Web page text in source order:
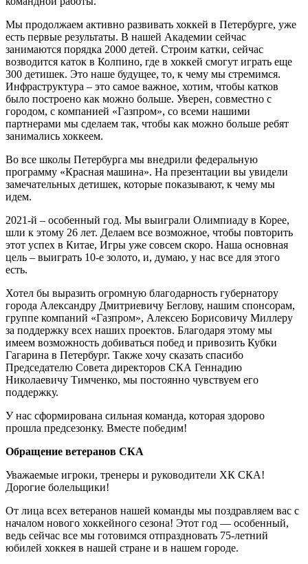
Мы продолжаем активно развивать хоккей в Петербурге, уже
есть первые результаты. В нашей Академии сейчас
занимаются порядка 2000 детей. Строим катки, сейчас
возводится каток в Колпино, где в хоккей смогут играть еще
300 детишек. Это наше будущее, то, к чему мы стремимся.
Инфраструктура – это самое важное, хотим, чтобы катков
было построено как можно больше. Уверен, совместно с
городом, с компанией «Газпром», со всеми нашими
партнерами мы сделаем так, чтобы как можно больше ребят
занимались хоккеем.
Во все школы Петербурга мы внедрили федеральную
программу «Красная машина». На презентации вы увидели
замечательных детишек, которые показывают, к чему мы
идем.
2021-й – особенный год. Мы выиграли Олимпиаду в Корее,
шли к этому 26 лет. Делаем все возможное, чтобы повторить
этот успех в Китае, Игры уже совсем скоро. Наша основная
цель – выиграть 10-е золото, и, думаю, у нас все для этого
есть.
Хотел бы выразить огромную благодарность губернатору
города Александру Дмитриевичу Беглову, нашим спонсорам,
группе компаний «Газпром», Алексею Борисовичу Миллеру
за поддержку всех наших проектов. Благодаря этому мы
имеем возможность добиваться побед и привозить Кубки
Гагарина в Петербург. Также хочу сказать спасибо
Председателю Совета директоров СКА Геннадию
Николаевичу Тимченко, мы постоянно чувствуем его
поддержку.
У нас сформирована сильная команда, которая здорово
прошла предсезонку. Вместе победим!
Обращение ветеранов СКА
Уважаемые игроки, тренеры и руководители ХК СКА!
Дорогие болельщики!
От лица всех ветеранов нашей команды мы поздравляем вас с
началом нового хоккейного сезона! Этот год — особенный,
ведь сейчас все мы готовимся отпраздновать 75-летний
юбилей хоккея в нашей стране и в нашем городе.